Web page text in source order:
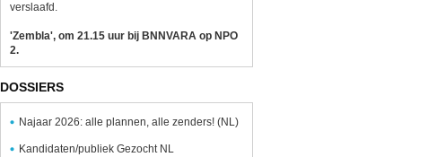
verslaafd.
'Zembla', om 21.15 uur bij BNNVARA op NPO
2.
DOSSIERS
Najaar 2026: alle plannen, alle zenders! (NL)
Kandidaten/publiek Gezocht NL